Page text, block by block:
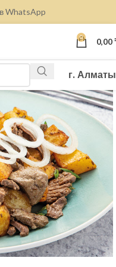
WhatsApp
0 0,00
г. Алматы